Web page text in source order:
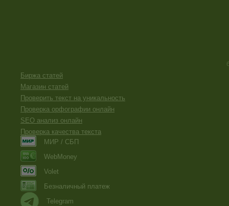
Биржа статей
Магазин статей
Проверить текст на уникальность
Проверка орфографии онлайн
SEO анализ онлайн
Проверка качества текста
МИР / СБП
WebMoney
Volet
Безналичный платеж
Telegram